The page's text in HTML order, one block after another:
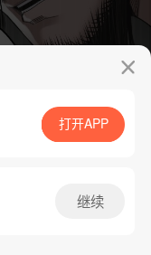
App免费看
打开APP
继续